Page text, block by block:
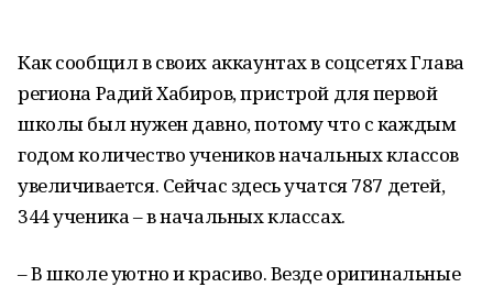
Как сообщил в своих аккаунтах в соцсетях Глава
региона Радий Хабиров, пристрой для первой
школы был нужен давно, потому что с каждым
годом количество учеников начальных классов
увеличивается. Сейчас здесь учатся 787 детей,
344 ученика – в начальных классах.
– В школе уютно и красиво. Везде оригинальные